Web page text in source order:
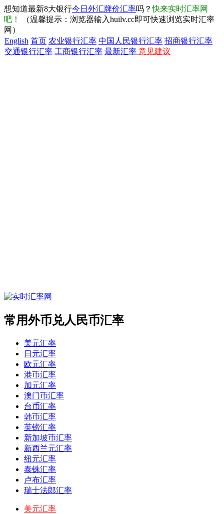
想知道最新8大银行今日外汇牌价汇率吗？快来实时汇率网
吧！
（温馨提示：浏览器输入huilv.cc即可快速浏览实时汇率
网）
English 首页 农业银行汇率 中国人民银行汇率 招商银行汇率
交通银行汇率 工商银行汇率 最新汇率 意见建议
常用外币兑人民币汇率
美元汇率
日元汇率
欧元汇率
港币汇率
加元汇率
澳门币汇率
台币汇率
韩币汇率
英镑汇率
新加坡币汇率
新西兰元汇率
纽元汇率
泰铢汇率
卢布汇率
瑞士法郎汇率
美元汇率